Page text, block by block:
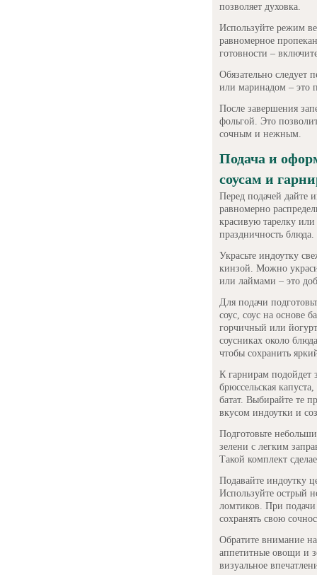
позволяет духовка.
Используйте режим
равномерное
готовности –
Обязательно следует
или маринадом – это
После завершения
фольгой. Это
сочным и нежным.
Подача и
соусам и
Перед подачей дайте
равномерно
красивую тарелку
праздничность блюда.
Украсьте индоутку
кинзой. Можно
или лаймами – это
Для подачи
соус, соус на основе
горчичный или
соусниках около
чтобы сохранить
К гарнирам подойдет
брюссельская
батат. Выбирайте те
вкусом индоутки и
Подготовьте
зелени с легким
Такой комплект
Подавайте индоутку
Используйте острый
ломтиков. При
сохранять свою
Обратите внимание
аппетитные овощи и
визуальное